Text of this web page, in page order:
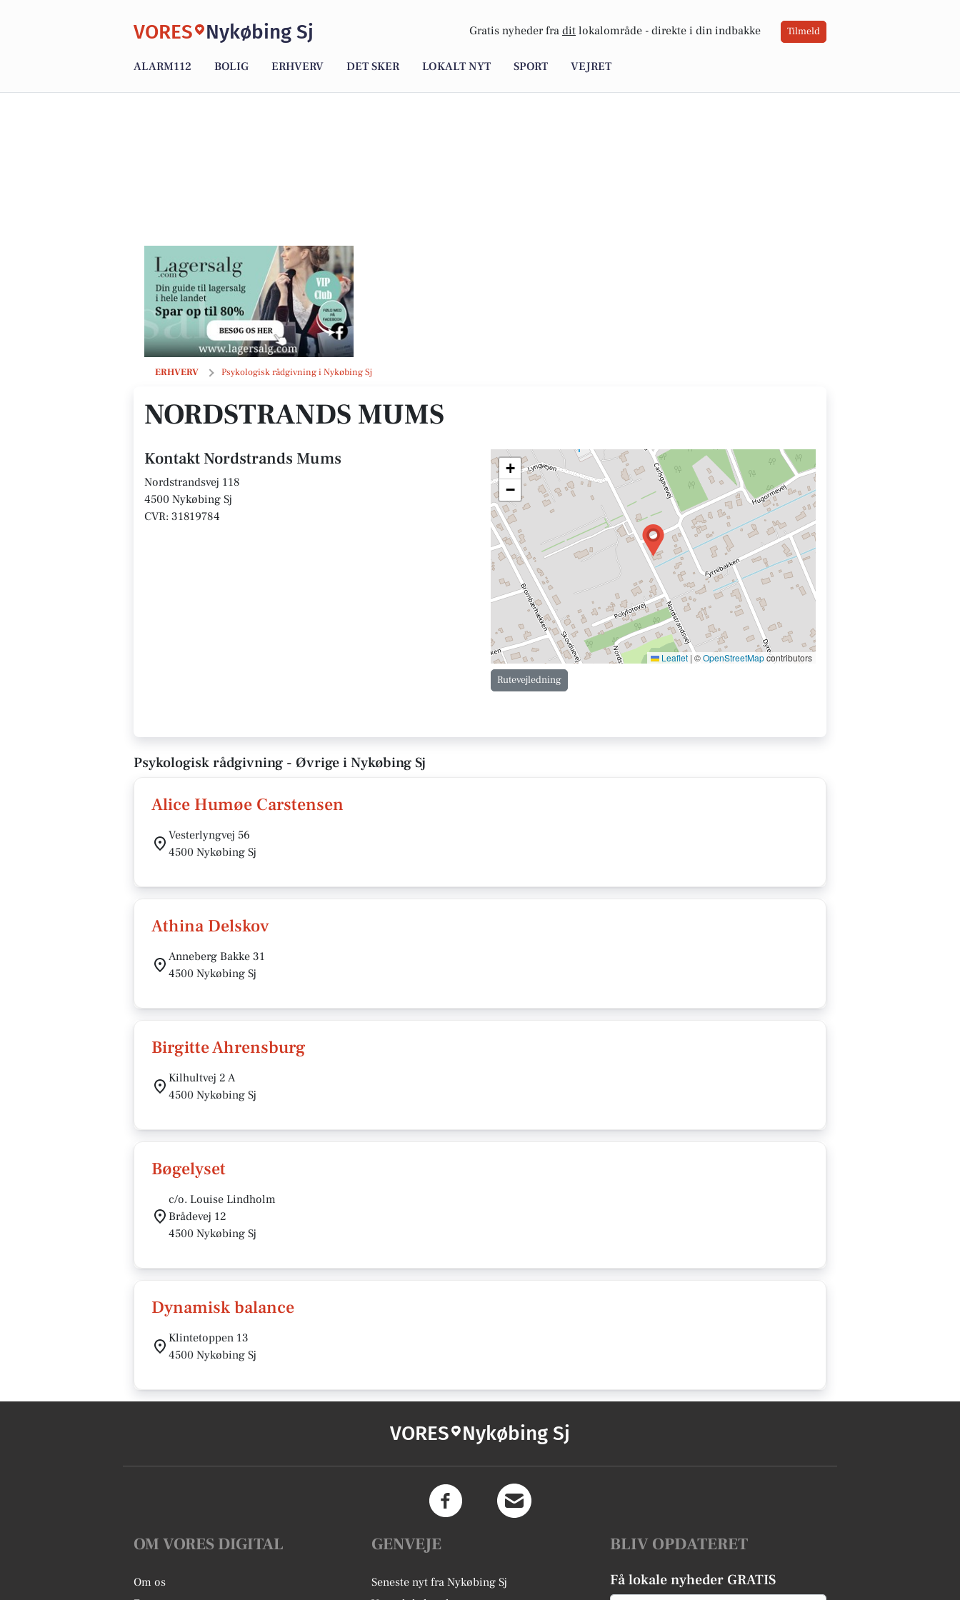
VORES Nykøbing Sj Gratis nyheder fra dit lokalområde - direkte i din indbakke Tilmeld
ALARM112 BOLIG ERHVERV DET SKER LOKALT NYT SPORT VEJRET
ERHVERV Psykologisk rådgivning i Nykøbing Sj
Nordstrands Mums
NORDSTRANDS MUMS
Kontakt Nordstrands Mums
Nordstrandsvej 118
4500 Nykøbing Sj
CVR: 31819784
+
−
Leaflet | ©OpenStreetMapcontributors
Rutevejledning
Psykologisk rådgivning - Øvrige i Nykøbing Sj
Alice Humøe Carstensen
Vesterlyngvej 56
4500 Nykøbing Sj
Athina Delskov
Anneberg Bakke 31
4500 Nykøbing Sj
Birgitte Ahrensburg
Kilhultvej 2 A
4500 Nykøbing Sj
Bøgelyset
c/o. Louise Lindholm
Brådevej 12
4500 Nykøbing Sj
Dynamisk balance
Klintetoppen 13
4500 Nykøbing Sj
VORES Nykøbing Sj
OM VORES DIGITAL
Om os
GENVEJE
Seneste nyt fra Nykøbing Sj
BLIV OPDATERET
Få lokale nyheder GRATIS